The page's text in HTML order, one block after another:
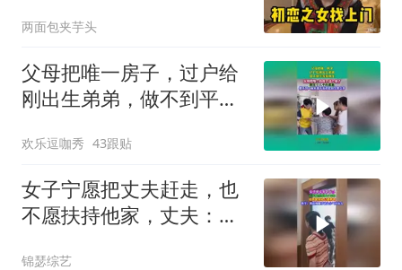
两面包夹芋头
父母把唯一房子，过户给
刚出生弟弟，做不到平等
欢乐逗咖秀 43跟贴
女子宁愿把丈夫赶走，也
不愿扶持他家，丈夫：真
锦瑟综艺